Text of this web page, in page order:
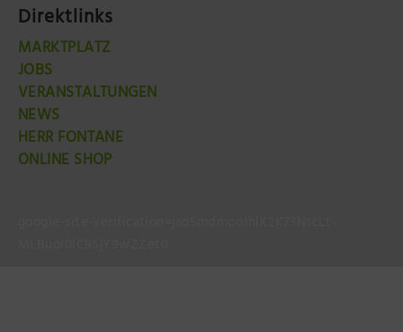
Direktlinks
MARKTPLATZ
JOBS
VERANSTALTUNGEN
NEWS
HERR FONTANE
ONLINE SHOP